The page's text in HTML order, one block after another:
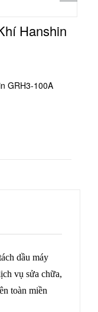
Hanshin
GRH3-100A
dầu máy
vụ sửa chữa,
toàn miền